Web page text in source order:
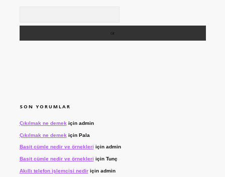
SON YORUMLAR
Çıkılmak ne demek için admin
Çıkılmak ne demek için Pala
Basit cümle nedir ve örnekleri için admin
Basit cümle nedir ve örnekleri için Tunç
Akıllı telefon işlemcisi nediriçin admin